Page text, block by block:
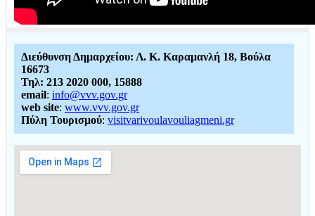
Διεύθυνση Δημαρχείου: Λ. Κ. Καραμανλή 18, Βούλα
16673
Τηλ: 213 2020 000, 15888
email: info@vvv.gov.gr
web site: www.vvv.gov.gr
Πύλη Τουρισμού: visitvarivoulavouliagmeni.gr